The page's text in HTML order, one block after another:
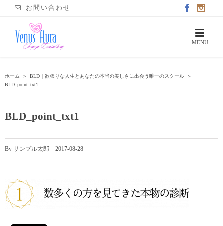
お問い合わせ
ホーム ＞ BLD｜欲張りな人生とあなたの本当の美しさに出会う唯一のスクール
＞
BLD_point_txt1
BLD_point_txt1
By サンプル太郎 2017-08-28